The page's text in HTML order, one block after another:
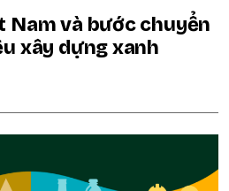
Nam và bước chuyển
xây dựng xanh